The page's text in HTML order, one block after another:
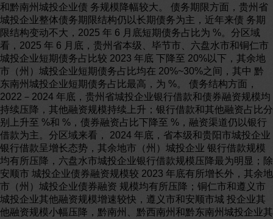
和黔南州城投企业债 务规模降幅较大。 债务期限方面，贵州省
城投企业整体债务期限结构仍以长期债务为主，近年来债 务期
限结构变动不大，2025 年 6 月底短期债务占比为 %。分区域
看，2025 年 6 月底，贵州省本级、毕节市、六盘水市和铜仁市
城投企业短期债务占比较 2023 年底 下降至 20%以下，其余地
市（州）城投企业短期债务占比均在 20%~30%之间，其中 黔
东南州城投企业短期债务占比最高，为 %。 债务结构方面，
2022－2024 年底，贵州省城投企业银行借款和债券融资规模均
持续压降，其他融资规模持续上升；银行借款和其他融资占比分
别上升至 %和 %，债券融资占比下降至 %，融资渠道仍以银行
借款为主。分区域来看， 2024 年底，省本级和贵阳市城投企业
银行借款呈增长态势，其余地市（州）城投企业 银行借款规模
均有所压降，六盘水市城投企业银行借款规模压降最为明显；除
安顺市 城投企业债券融资规模较 2023 年底有所增长外，其余地
市（州）城投企业债券融资 规模均有所压降；铜仁市和遵义市
城投企业其他融资规模增速较快，遵义市和安顺市城 投企业其
他融资规模小幅压降，黔南州、黔西南州和黔东南州城投企业其